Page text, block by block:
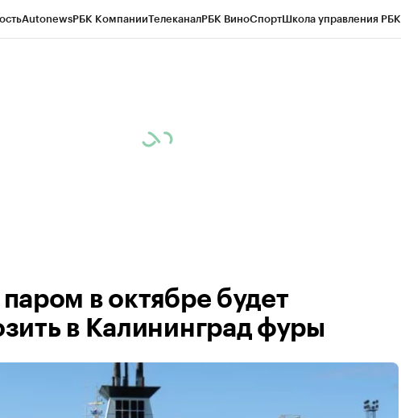
AutonewsРБК КомпанииТелеканалРБК ВиноСпортШкола управления РБК
в октябре будет
в Калининград фуры